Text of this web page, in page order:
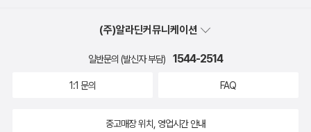
(주)알라딘커뮤니케이션
일반문의 (발신자 부담) 1544-2514
1:1 문의 FAQ
중고매장 위치, 영업시간 안내